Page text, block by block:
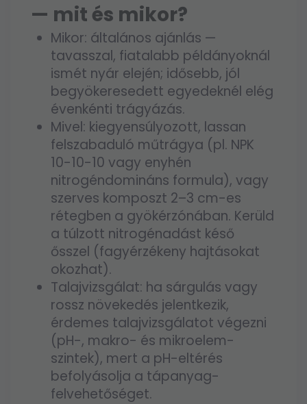
— mit és mikor?
Mikor: általános ajánlás —
tavasszal, fiatalabb példányoknál
ismét nyár elején; idősebb, jól
begyökeresedett egyedeknél elég
évenkénti trágyázás.
Mivel: kiegyensúlyozott, lassan
felszabaduló műtrágya (pl. NPK
10-10-10 vagy enyhén
nitrogéndomináns formula), vagy
szerves komposzt 2–3 cm-es
rétegben a gyökérzónában. Kerüld
a túlzott nitrogénadást késő
ősszel (fagyérzékeny hajtásokat
okozhat).
Talajvizsgálat: ha sárgulás vagy
rossz növekedés jelentkezik,
érdemes talajvizsgálatot végezni
(pH-, makro- és mikroelem-
szintek), mert a pH-eltérés
befolyásolja a tápanyag-
felvehetőséget.